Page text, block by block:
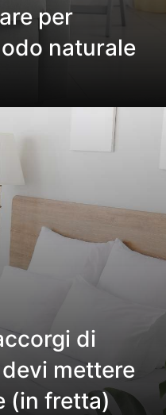
per
naturale
di
mettere
(in fretta)